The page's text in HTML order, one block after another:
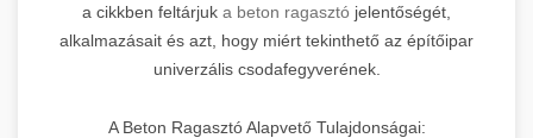
a cikkben feltárjuk a beton ragasztó jelentőségét,
alkalmazásait és azt, hogy miért tekinthető az építőipar
univerzális csodafegyverének.
A Beton Ragasztó Alapvető Tulajdonságai: